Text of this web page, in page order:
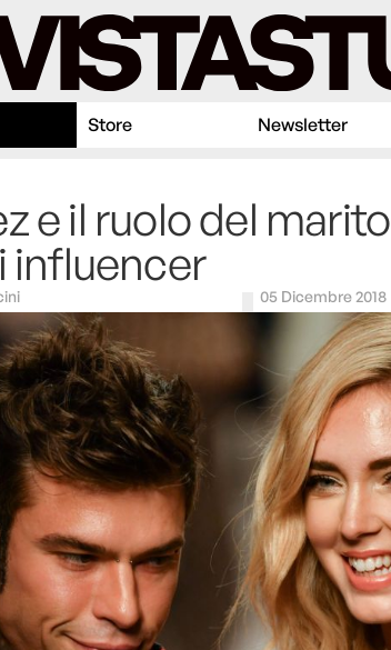
Store Newsletter
e il ruolo del
influencer
05 Dicembre 2018